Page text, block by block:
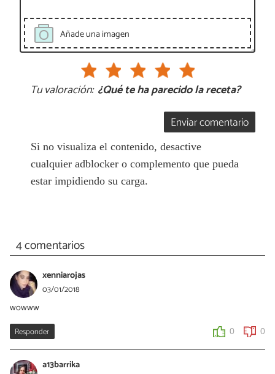
Añade una imagen
Tu valoración: ¿Qué te ha parecido la receta?
Enviar comentario
Si no visualiza el contenido, desactive
cualquier adblocker o complemento que pueda
estar impidiendo su carga.
4 comentarios
xenniarojas
03/01/2018
wowww
Responder 0 0
a13barrika